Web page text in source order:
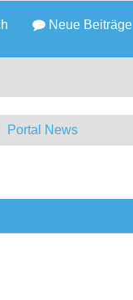
Neue Beiträge
Portal News